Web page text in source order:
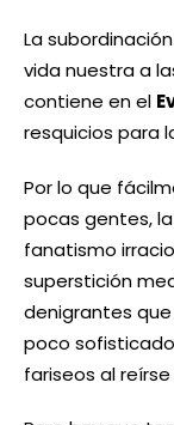
La
vida nuestra a
contiene en el
resquicios para
Por lo que
pocas gentes,
fanatismo
superstición
denigrantes
poco
fariseos al